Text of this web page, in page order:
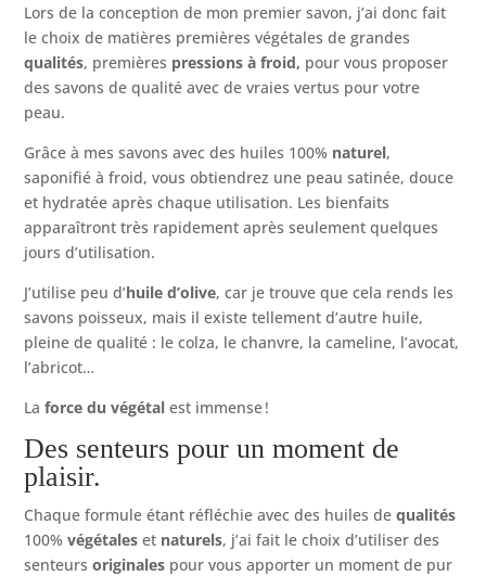
Lors de la conception de mon premier savon, j’ai donc fait
le choix de matières premières végétales de grandes
qualités, premières pressions à froid, pour vous proposer
des savons de qualité avec de vraies vertus pour votre
peau.
Grâce à mes savons avec des huiles 100% naturel,
saponifié à froid, vous obtiendrez une peau satinée, douce
et hydratée après chaque utilisation. Les bienfaits
apparaîtront très rapidement après seulement quelques
jours d’utilisation.
J’utilise peu d’huile d’olive, car je trouve que cela rends les
savons poisseux, mais il existe tellement d’autre huile,
pleine de qualité : le colza, le chanvre, la cameline, l’avocat,
l’abricot…
La force du végétalest immense !
Des senteurs pour un moment de
plaisir.
Chaque formule étant réfléchie avec des huiles dequalités
100%végétaleset naturels, j’ai fait le choix d’utiliser des
senteursoriginales pour vous apporter un moment de pur